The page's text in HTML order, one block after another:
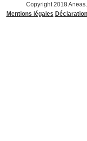
Copyright 2018
Mentions légales